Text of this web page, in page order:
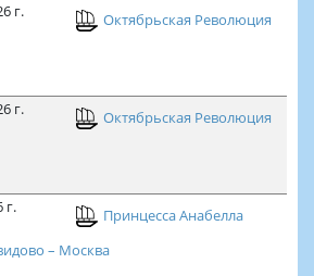
г.
Октябрьская Революция
г.
Октябрьская Революция
г.
Принцесса Анабелла
– Москва